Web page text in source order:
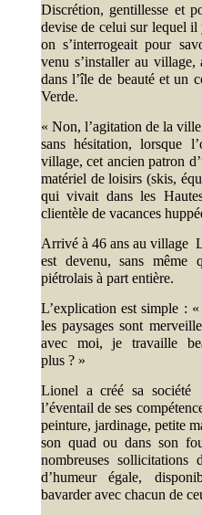
Discrétion, gentillesse et
devise de celui sur lequel il
on s’interrogeait pour
venu s’installer au village,
dans l’île de beauté et un
Verde.
« Non, l’agitation de la
sans hésitation, lorsque
village, cet ancien patron
matériel de loisirs (skis,
qui vivait dans les
clientèle de vacances
Arrivé à 46 ans au village
est devenu, sans même
piétrolais à part entière.
L’explication est simple :
les paysages sont
avec moi, je travaille
plus ? »
Lionel a créé sa société
l’éventail de ses
peinture, jardinage, petite
son quad ou dans son
nombreuses
d’humeur égale,
bavarder avec chacun de